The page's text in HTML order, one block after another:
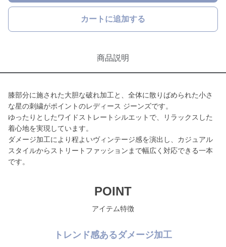
カートに追加する
商品説明
膝部分に施された大胆な破れ加工と、全体に散りばめられた小さ
な星の刺繍がポイントのレディース ジーンズです。
ゆったりとしたワイドストレートシルエットで、リラックスした
着心地を実現しています。
ダメージ加工により程よいヴィンテージ感を演出し、カジュアル
スタイルからストリートファッションまで幅広く対応できる一本
です。
POINT
アイテム特徴
トレンド感あるダメージ加工